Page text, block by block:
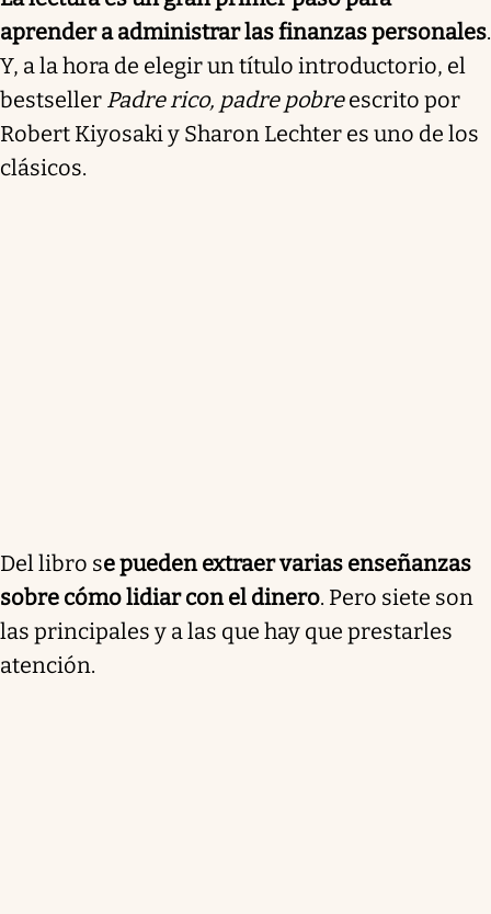
aprender a administrar las finanzas personales.
Y, a la hora de elegir un título introductorio, el
bestseller Padre rico, padre pobreescrito por
Robert Kiyosaki y Sharon Lechter es uno de los
clásicos.
Del libro se pueden extraer varias enseñanzas
sobre cómo lidiar con el dinero. Pero siete son
las principales y a las que hay que prestarles
atención.